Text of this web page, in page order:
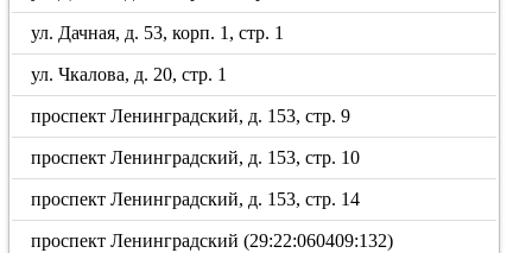
ул. Дачная, д. 53, корп. 1, стр. 1
ул. Чкалова, д. 20, стр. 1
проспект Ленинградский, д. 153, стр. 9
проспект Ленинградский, д. 153, стр. 10
проспект Ленинградский, д. 153, стр. 14
проспект Ленинградский (29:22:060409:132)